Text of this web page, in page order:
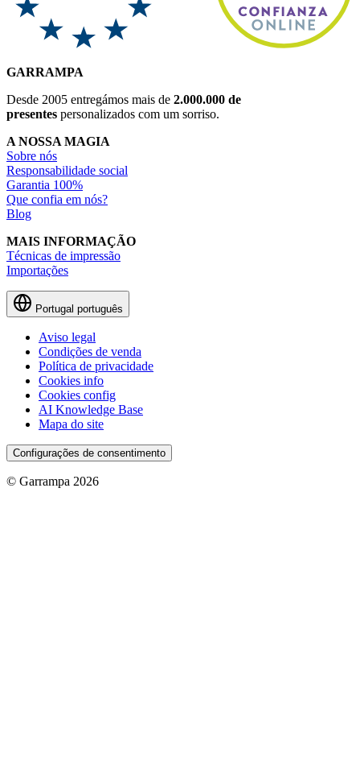
GARRAMPA
Desde 2005 entregámos mais de 2.000.000 de
presentes personalizados com um sorriso.
A NOSSA MAGIA
Sobre nós
Responsabilidade social
Garantia 100%
Que confia em nós?
Blog
MAIS INFORMAÇÃO
Técnicas de impressão
Importações
Portugal português
Aviso legal
Condições de venda
Política de privacidade
Cookies info
Cookies config
AI Knowledge Base
Mapa do site
Configurações de consentimento
© Garrampa 2026